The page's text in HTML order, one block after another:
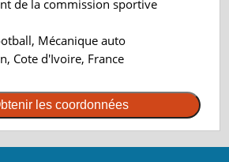
de la commission sportive
Mécanique auto
Cote d'Ivoire, France
les coordonnées